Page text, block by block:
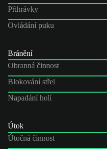
Přihrávky
Ovládání puku
Bránění
Obranná činnost
Blokování střel
Napadání holí
Útok
Útočná činnost